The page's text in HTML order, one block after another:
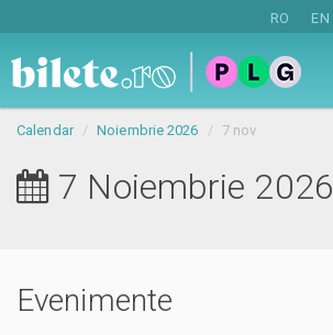
RO EN
Calendar Noiembrie 2026 7 nov
7 Noiembrie 2026
Evenimente